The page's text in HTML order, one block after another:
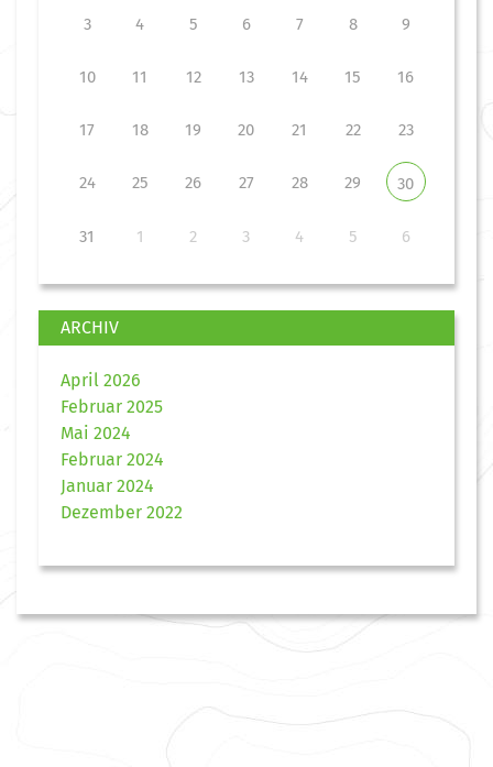
3 4 5 6 7 8 9
10 11 12 13 14 15 16
17 18 19 20 21 22 23
24 25 26 27 28 29 30
31 1 2 3 4 5 6
ARCHIV
April 2026
Februar 2025
Mai 2024
Februar 2024
Januar 2024
Dezember 2022